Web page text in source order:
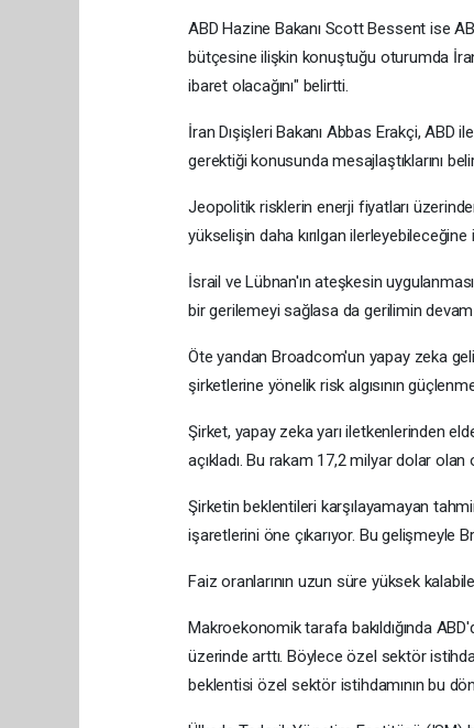
ABD Hazine Bakanı Scott Bessent ise
bütçesine ilişkin konuştuğu oturumda
ibaret olacağını" belirtti.
İran Dışişleri Bakanı Abbas Erakçi, ABD
gerektiği konusunda mesajlaştıklarını
Jeopolitik risklerin enerji fiyatları
yükselişin daha kırılgan
İsrail ve Lübnan'ın ateşkesin
bir gerilemeyi sağlasa da gerilimin
Öte yandan Broadcom'un yapay zeka
şirketlerine yönelik risk algısının
Şirket, yapay zeka yarı iletkenlerinden
açıkladı. Bu rakam 17,2 milyar dolar
Şirketin beklentileri karşılayamayan
işaretlerini öne çıkarıyor. Bu gelişmeyle
Faiz oranlarının uzun süre yüksek
Makroekonomik tarafa bakıldığında
üzerinde arttı. Böylece özel sektör
beklentisi özel sektör istihdamının bu